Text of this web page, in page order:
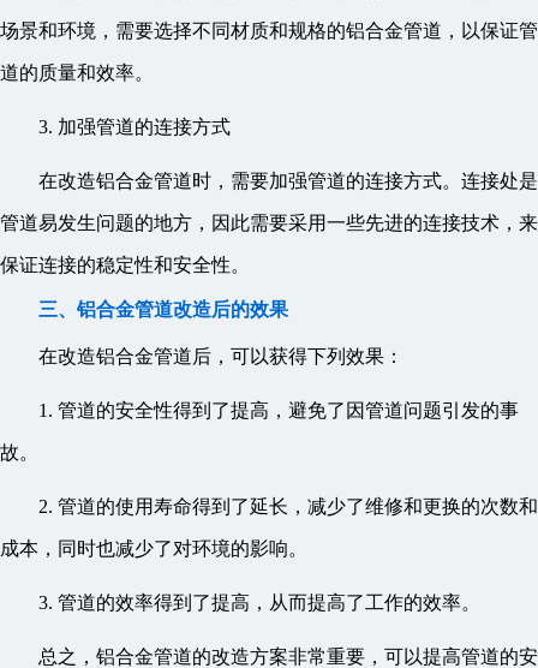
场景和环境，需要选择不同材质和规格的铝合金管道，以保证管
道的质量和效率。
3. 加强管道的连接方式
在改造铝合金管道时，需要加强管道的连接方式。连接处是
管道易发生问题的地方，因此需要采用一些先进的连接技术，来
保证连接的稳定性和安全性。
三、铝合金管道改造后的效果
在改造铝合金管道后，可以获得下列效果：
1. 管道的安全性得到了提高，避免了因管道问题引发的事
故。
2. 管道的使用寿命得到了延长，减少了维修和更换的次数和
成本，同时也减少了对环境的影响。
3. 管道的效率得到了提高，从而提高了工作的效率。
总之，铝合金管道的改造方案非常重要，可以提高管道的安